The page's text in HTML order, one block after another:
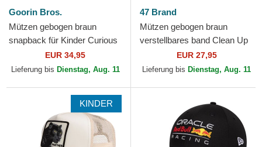
Goorin Bros.
Mützen gebogen braun
snapback für Kinder Curious
Cat Mini The Farm Goorin
Bros.
EUR 34,95
Lieferung bis Dienstag, Aug. 11
47 Brand
Mützen gebogen braun
verstellbares band Clean Up
Base Runner Mini der New
York Yankees MLB von 47...
EUR 27,95
Lieferung bis Dienstag, Aug. 11
KINDER